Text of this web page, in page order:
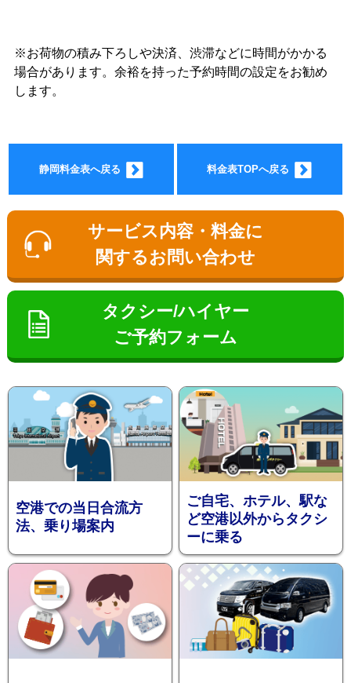
ョン料
金
インフ
ォメー
※お荷物の積み下ろしや決済、渋滞などに時間がかかる
場合があります。余裕を持った予約時間の設定をお勧め
します。
静岡料金表へ戻る 料金表TOPへ戻る
サービス内容・料金に
関するお問い合わせ
タクシー/ハイヤー
ご予約フォーム
空港での当日合流方
法、乗り場案内
ご自宅、ホテル、駅な
ど空港以外からタクシ
ーに乗る